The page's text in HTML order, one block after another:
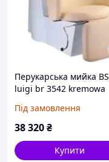
Перукарська мийка BS
luigi br 3542 kremowa
Під замовлення
38 320₴
Купити